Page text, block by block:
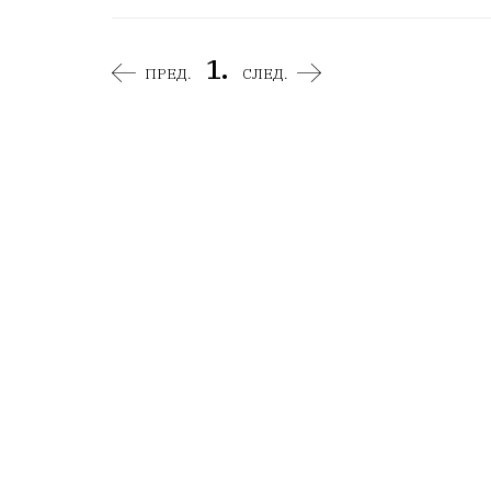
ПРЕД. 1. СЛЕД.